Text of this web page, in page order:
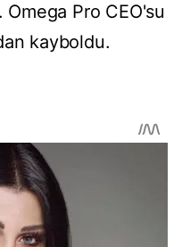
Omega Pro CEO'su
kayboldu.